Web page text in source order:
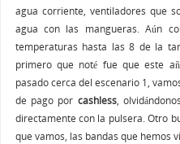
agua corriente, ventiladores que
agua con las mangueras. Aún
temperaturas hasta las 8 de la
primero que noté fue que este
pasado cerca del escenario 1,
de pago por cashless,
directamente con la pulsera. Otro
que vamos, las bandas que hemos